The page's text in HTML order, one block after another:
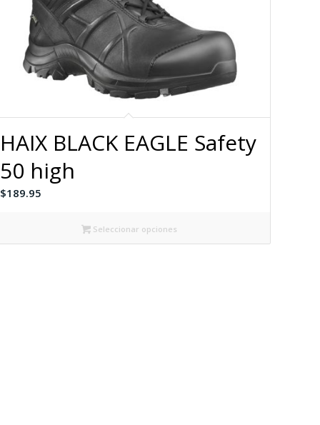
HAIX BLACK EAGLE Safety
50 high
$189.95
Seleccionar opciones